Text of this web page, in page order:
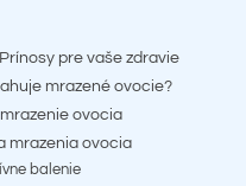
pre vaše zdravie
mrazené ovocie?
ovocia
mrazenia ovocia
balenie